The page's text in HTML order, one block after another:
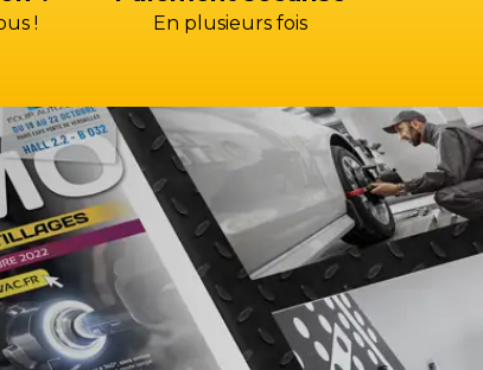
! En plusieurs fois